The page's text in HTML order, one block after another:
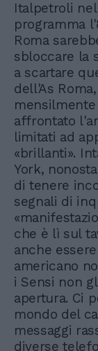
Italpetroli
programma
Roma
sbloccare la
a scartare
dell'As
affrontato
limitati ad
«brillanti».
York,
di tenere
segnali di
che è lì sul
anche
americano
i Sensi non
apertura. Ci
mondo del
messaggi
diverse